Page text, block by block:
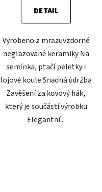
DETAIL
Vyrobeno z mrazuvzdorné
neglazované keramiky Na
semínka, ptačí peletky i
lojové koule Snadná údržba
Zavěšení za kovový hák,
který je součástí výrobku
Elegantní...